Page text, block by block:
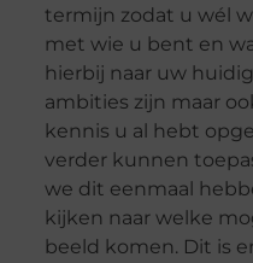
termijn zodat u wél
met wie u bent en
hierbij naar uw
ambities zijn maar
kennis u al hebt
verder kunnen
we dit eenmaal
kijken naar welke
beeld komen. Dit is